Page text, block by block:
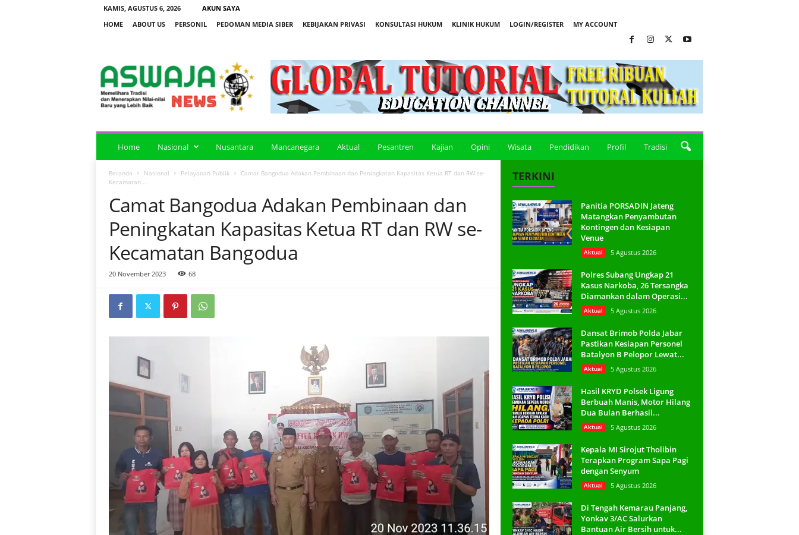
KAMIS, AGUSTUS 6, 2026
AKUN SAYA
HOME
ABOUT US PERSONIL PEDOMAN MEDIA SIBER KEBIJAKAN PRIVASI KONSULTASI HUKUM KLINIK HUKUM LOGIN/REGISTER MY ACCOUNT
n
w
Home Nasional Nusantara Mancanegara Aktual Pesantren Kajian Opini Wisata Pendidikan Profil Tradisi
Beranda Nasional Pelayanan Publik
Camat Bangodua Adakan Pembinaan dan Peningkatan Kapasitas Ketua RT dan RW se-
Kecamatan...
Camat Bangodua Adakan Pembinaan dan
Peningkatan Kapasitas Ketua RT dan RW se-
Kecamatan Bangodua
20 November 2023 68
TERKINI
Panitia PORSADIN Jateng
Matangkan Penyambutan
Kontingen dan Kesiapan
Venue
Aktual 5 Agustus 2026
Polres Subang Ungkap 21
Kasus Narkoba, 26 Tersangka
Diamankan dalam Operasi...
Aktual 5 Agustus 2026
Dansat Brimob Polda Jabar
Pastikan Kesiapan Personel
Batalyon B Pelopor Lewat...
Aktual 5 Agustus 2026
Hasil KRYD Polsek Ligung
Berbuah Manis, Motor Hilang
Dua Bulan Berhasil...
Aktual 5 Agustus 2026
Kepala MI Sirojut Tholibin
Terapkan Program Sapa Pagi
dengan Senyum
Aktual 5 Agustus 2026
Di Tengah Kemarau Panjang,
Yonkav 3/AC Salurkan
Bantuan Air Bersih untuk...